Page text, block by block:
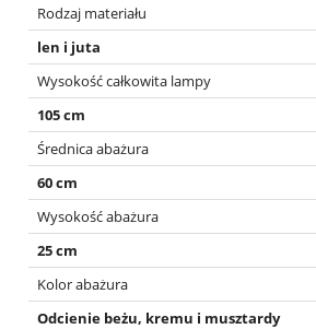
Rodzaj materiału
len i juta
Wysokość całkowita lampy
105 cm
Średnica abażura
60 cm
Wysokość abażura
25 cm
Kolor abażura
Odcienie beżu, kremu i musztardy